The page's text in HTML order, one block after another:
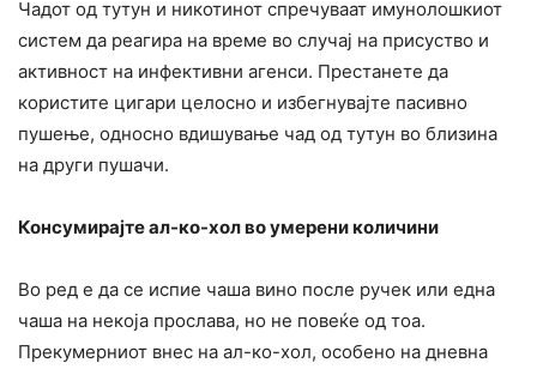
Чадот од тутун и никотинот спречуваат имунолошкиот
систем да реагира на време во случај на присуство и
активност на инфективни агенси. Престанете да
користите цигари целосно и избегнувајте пасивно
пушење, односно вдишување чад од тутун во близина
на други пушачи.
Консумирајте ал-ко-хол во умерени количини
Во ред е да се испие чаша вино после ручек или една
чаша на некоја прослава, но не повеќе од тоа.
Прекумерниот внес на ал-ко-хол, особено на дневна